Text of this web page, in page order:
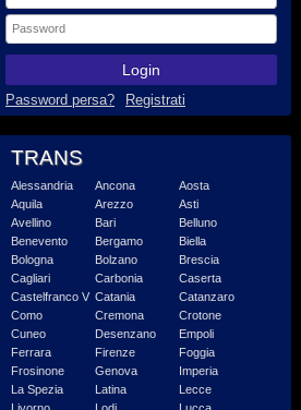
Login
Password persa? Registrati
TRANS
Alessandria Ancona
Aosta
Aquila
Arezzo
Asti
Avellino
Bari
Belluno
Benevento
Bergamo
Biella
Bologna
Bolzano
Brescia
Cagliari
Carbonia
Caserta
Castelfranco V Catania
Catanzaro
Como
Cremona
Crotone
Cuneo
Desenzano
Empoli
Ferrara
Firenze
Foggia
Frosinone
Genova
Imperia
La Spezia
Latina
Lecce